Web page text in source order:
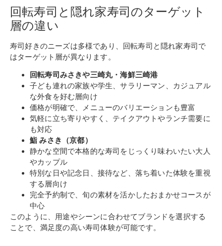
回転寿司と隠れ家寿司のターゲット
層の違い
寿司好きのニーズは多様であり、回転寿司と隠れ家寿司で
はターゲット層が異なります。
回転寿司みさきや三崎丸・海鮮三崎港
子ども連れの家族や学生、サラリーマン、カジュアル
な外食を好む層向け
価格が明確で、メニューのバリエーションも豊富
気軽に立ち寄りやすく、テイクアウトやランチ需要に
も対応
鮨 みさき（京都）
静かな空間で本格的な寿司をじっくり味わいたい大人
やカップル
特別な日や記念日、接待など、落ち着いた体験を重視
する層向け
完全予約制で、旬の素材を活かしたおまかせコースが
中心
このように、用途やシーンに合わせてブランドを選択する
ことで、満足度の高い寿司体験が可能です。